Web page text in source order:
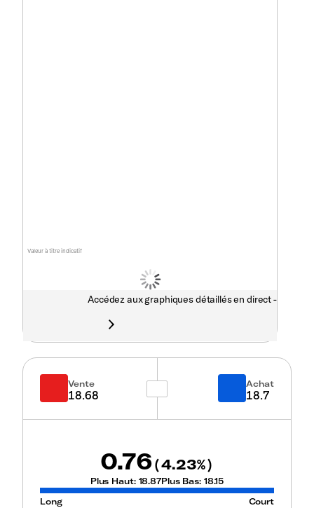
Valeur à titre indicatif
Accédez aux graphiques détaillés en direct -
Vente
18.68
Achat
18.7
0.76(4.23%)
Plus Haut: 18.87Plus Bas: 18.15
Long
Court